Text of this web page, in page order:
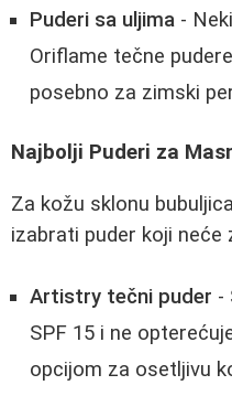
Puderi sa uljima -
Oriflame tečne
posebno za zimski
Najbolji Puderi za
Za kožu sklonu
izabrati puder koji neće
Artistry tečni puder -
SPF 15 i ne
opcijom za osetljivu